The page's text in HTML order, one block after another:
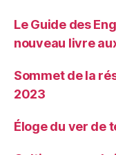
Le Guide des
nouveau livre
Sommet de la
2023
Éloge du ver de